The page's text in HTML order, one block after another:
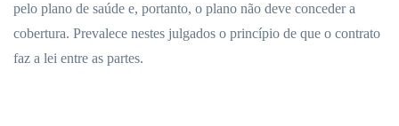
pelo plano de saúde e, portanto, o plano não deve conceder a
cobertura. Prevalece nestes julgados o princípio de que o contrato
faz a lei entre as partes.